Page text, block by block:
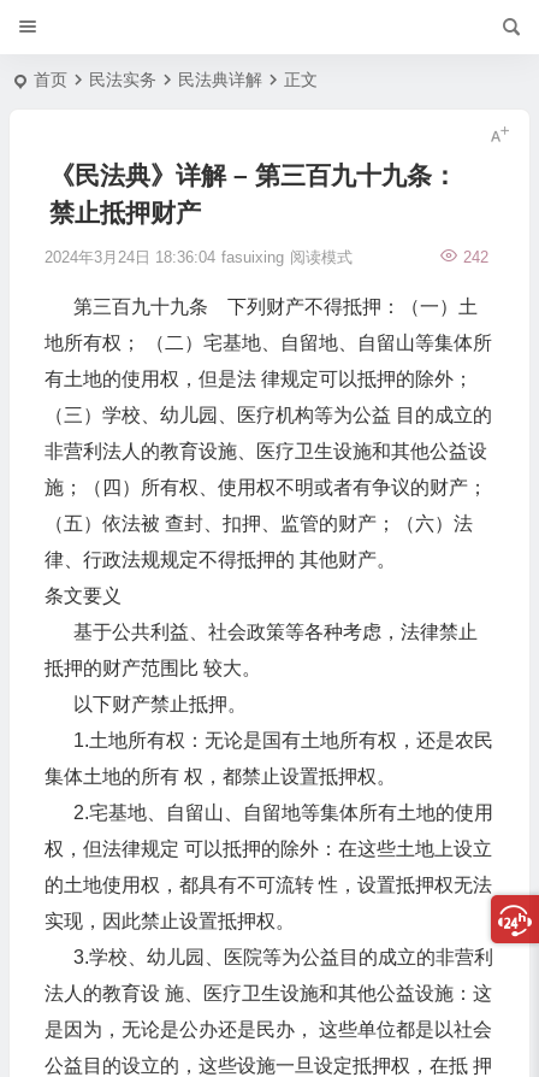
首页 民法实务 民法典详解 正文
《民法典》详解 – 第三百九十九条：
禁止抵押财产
2024年3月24日 18:36:04 fasuixing 242
阅读模式
第三百九十九条 下列财产不得抵押：（一）土
地所有权； （二）宅基地、自留地、自留山等集体所
有土地的使用权，但是法 律规定可以抵押的除外；
（三）学校、幼儿园、医疗机构等为公益 目的成立的
非营利法人的教育设施、医疗卫生设施和其他公益设
施；（四）所有权、使用权不明或者有争议的财产；
（五）依法被 查封、扣押、监管的财产；（六）法
律、行政法规规定不得抵押的 其他财产。
条文要义
基于公共利益、社会政策等各种考虑，法律禁止
抵押的财产范围比 较大。
以下财产禁止抵押。
1.土地所有权：无论是国有土地所有权，还是农民
集体土地的所有 权，都禁止设置抵押权。
2.宅基地、自留山、自留地等集体所有土地的使用
权，但法律规定 可以抵押的除外：在这些土地上设立
的土地使用权，都具有不可流转 性，设置抵押权无法
实现，因此禁止设置抵押权。
3.学校、幼儿园、医院等为公益目的成立的非营利
法人的教育设 施、医疗卫生设施和其他公益设施：这
是因为，无论是公办还是民办， 这些单位都是以社会
公益目的设立的，这些设施一旦设定抵押权，在抵 押